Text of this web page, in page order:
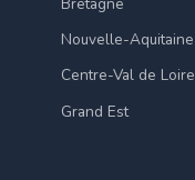
Nouvelle-Aquitaine
Centre-Val de Loire
Grand Est